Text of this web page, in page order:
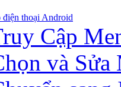
điện thoại Android
Cập
và